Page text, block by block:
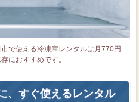
で使える冷凍庫レンタルは月770円
におすすめです。
、すぐ使えるレンタル